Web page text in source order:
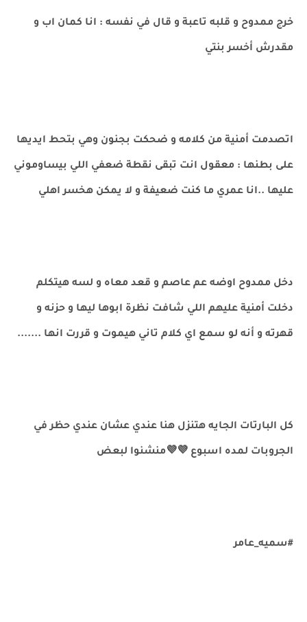
خرج ممدوح و قلبه تاعبة و قال في نفسه : انا كمان اب و
مقدرش أخسر بنتي
اتصدمت أمنية من كلامه و ضحكت بجنون وهي بتحط ايديها
على بطنها : معقول انت تبقى نقطة ضعفي اللي بيساوموني
عليها ..انا عمري ما كنت ضعيفة و لا يمكن هخسر اهلي
دخل ممدوح اوضه عم عاصم و قعد معاه و لسه هيتكلم
دخلت أمنية عليهم اللي شافت نظرة ابوها ليها و حزنه و
قهرته و أنه لو سمع اي كلام تاني هيموت و قررت انها .......
كل البارتات الجايه هتنزل هنا عندي عشان عندي حظر في
الجروبات لمده اسبوع 💜💜منشنوا لبعض
#سميه_عامر